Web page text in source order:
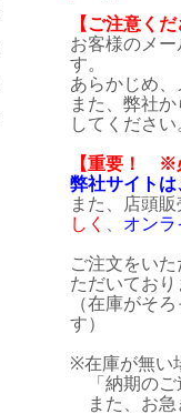
【ご注意く
お客様のメ
す。
あらかじめ
また、弊社
してください
【重要！ ※
弊社サイト
また、店頭
しく
オン
ご注文をい
ただいており
（在庫がそ
す）
※在庫が無い
「納期のご
また、お急